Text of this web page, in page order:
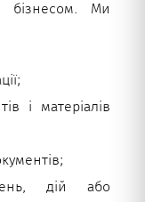
бізнесом. Ми
і матеріалів
дій або